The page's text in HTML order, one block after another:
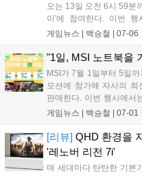
오는 13일 오전 6시 59분
이'에 참여한다. 이번 행
ROG 스트릭스 및 TUF
게임뉴스 | 백승철 | 07-06
"1일, MSI 노트북을
MSI가 7월 1일부터 5일
모션에 참가해 자사의
판매한다. 이번 행사에서
멀티태스킹 작업이 필요
게임 및 전반적인 작업 환
적인 선택지가 될 전망이다
게임뉴스 | 백승철 | 07-01
[리뷰] QHD 환경을
'레노버 리전 7i'
매 세대마다 탄탄한 기본